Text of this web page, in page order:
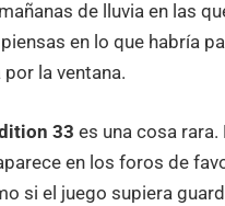
de lluvia en las
en lo que habría
la ventana.
33 es una cosa
en los foros de
si el juego supiera